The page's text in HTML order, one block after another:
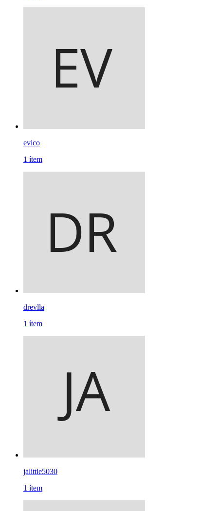
evico
1 ítem
drevlla
1 ítem
jalittle5030
1 ítem